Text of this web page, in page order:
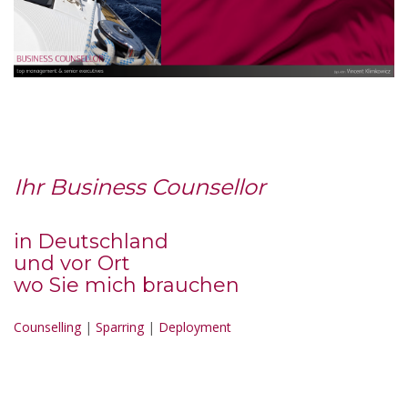
Ihr Business Counsellor
in Deutschland
und vor Ort
wo Sie mich brauchen
Counselling| Sparring| Deployment